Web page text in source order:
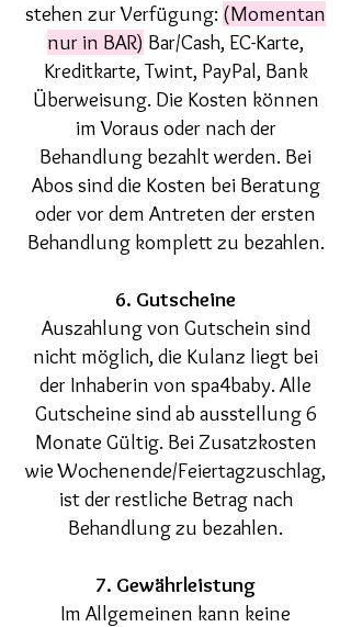
stehen zur Verfügung: (Momentan
nur in BAR) Bar/Cash, EC-Karte,
Kreditkarte, Twint, PayPal, Bank
Überweisung. Die Kosten können
im Voraus oder nach der
Behandlung bezahlt werden. Bei
Abos sind die Kosten bei Beratung
oder vor dem Antreten der ersten
Behandlung komplett zu bezahlen.
6. Gutscheine
Auszahlung von Gutschein sind
nicht möglich, die Kulanz liegt bei
der Inhaberin von spa4baby. Alle
Gutscheine sind ab ausstellung 6
Monate Gültig. Bei Zusatzkosten
wie Wochenende/Feiertagzuschlag,
ist der restliche Betrag nach
Behandlung zu bezahlen.
7. Gewährleistung
Im Allgemeinen kann keine